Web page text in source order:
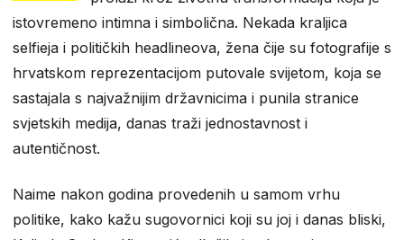
istovremeno intimna i simbolična. Nekada kraljica
selfieja i političkih headlineova, žena čije su fotografije s
hrvatskom reprezentacijom putovale svijetom, koja se
sastajala s najvažnijim državnicima i punila stranice
svjetskih medija, danas traži jednostavnost i
autentičnost.
Naime nakon godina provedenih u samom vrhu
politike, kako kažu sugovornici koji su joj i danas bliski,